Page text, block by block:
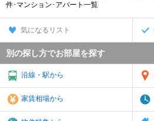
件･マンション･アパート一覧
気になるリスト
別の探し方でお部屋を探す
沿線・駅から
家賃相場から